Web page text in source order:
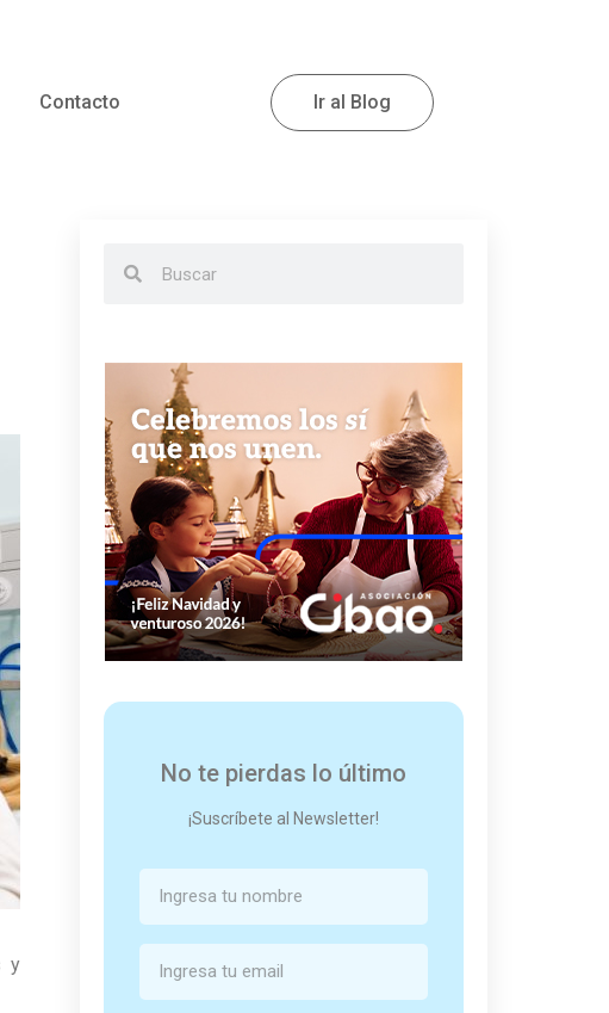
Contacto Ir al Blog
y
No te pierdas lo último
¡Suscríbete al Newsletter!